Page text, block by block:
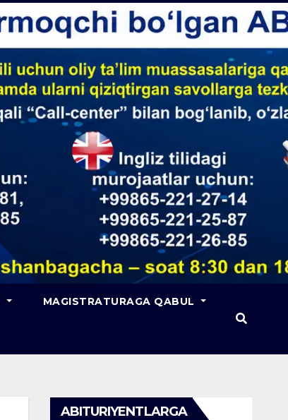
MAGISTRATURAGA QABUL
ABITURIYENTLARGA